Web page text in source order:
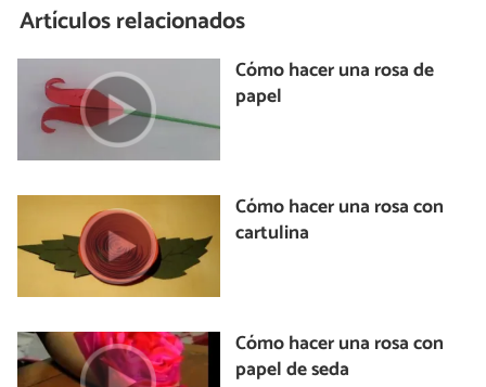
Artículos relacionados
Cómo hacer una rosa de
papel
Cómo hacer una rosa con
cartulina
Cómo hacer una rosa con
papel de seda